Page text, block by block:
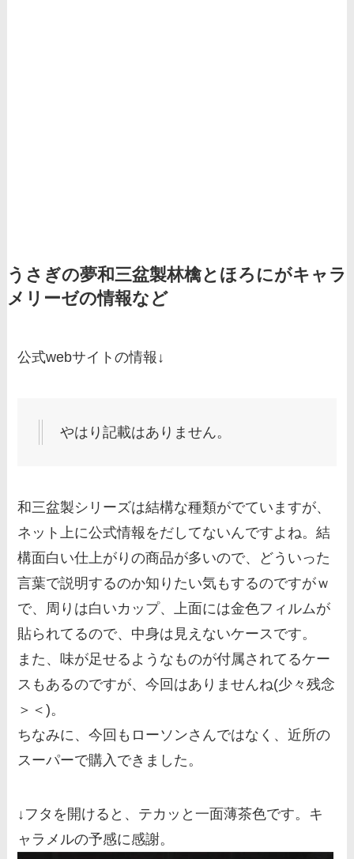
うさぎの夢和三盆製林檎とほろにがキャラ
メリーゼの情報など
公式webサイトの情報↓
やはり記載はありません。
和三盆製シリーズは結構な種類がでていますが、
ネット上に公式情報をだしてないんですよね。結
構面白い仕上がりの商品が多いので、どういった
言葉で説明するのか知りたい気もするのですがｗ
で、周りは白いカップ、上面には金色フィルムが
貼られてるので、中身は見えないケースです。
また、味が足せるようなものが付属されてるケー
スもあるのですが、今回はありませんね(少々残念
＞＜)。
ちなみに、今回もローソンさんではなく、近所の
スーパーで購入できました。
↓フタを開けると、テカッと一面薄茶色です。キ
ャラメルの予感に感謝。